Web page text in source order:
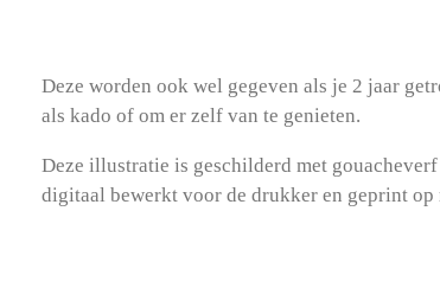
Deze worden ook wel gegeven als je 2 jaar
als kado of om er zelf van te genieten.
Deze illustratie is geschilderd met
digitaal bewerkt voor de drukker en geprint op